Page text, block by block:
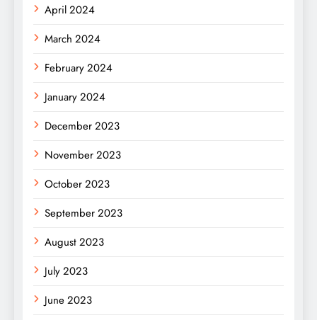
April 2024
March 2024
February 2024
January 2024
December 2023
November 2023
October 2023
September 2023
August 2023
July 2023
June 2023